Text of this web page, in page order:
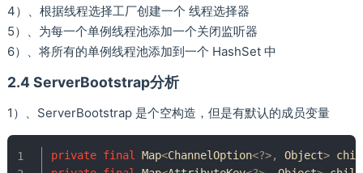
4）、根据线程选择工厂创建一个 线程选择器
5）、为每一个单例线程池添加一个关闭监听器
6）、将所有的单例线程池添加到一个 HashSet 中
2.4 ServerBootstrap分析
1）、ServerBootstrap 是个空构造，但是有默认的成员变量
private final Map<ChannelOption<?>, Object>